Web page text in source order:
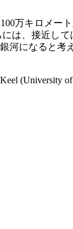
万キロメー
は、接近し
河になると考
(University of